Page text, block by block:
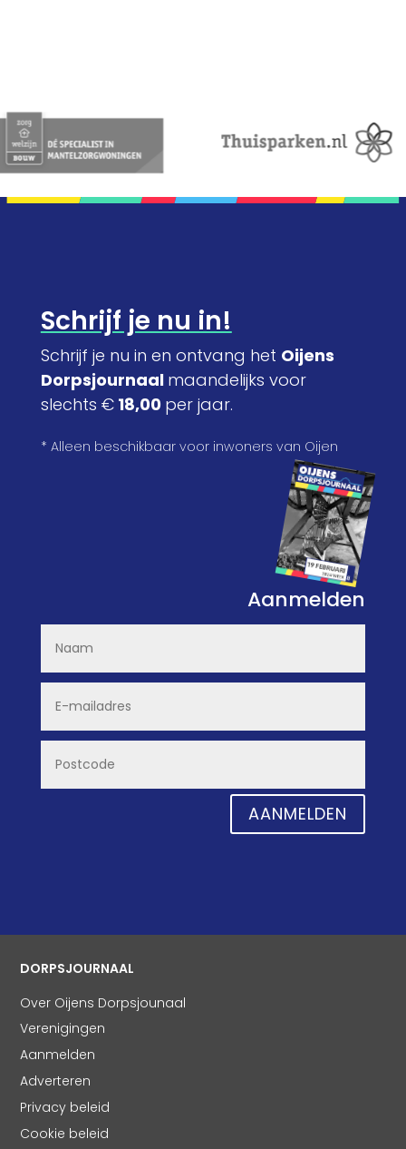
Schrijf je nu in!
Schrijf je nu in en ontvang het Oijens
Dorpsjournaal maandelijks voor
slechts €18,00 per jaar.
* Alleen beschikbaar voor inwoners van Oijen
Aanmelden
AANMELDEN
DORPSJOURNAAL
Over Oijens Dorpsjounaal
Verenigingen
Aanmelden
Adverteren
Privacy beleid
Cookie beleid